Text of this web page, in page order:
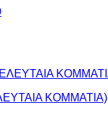
ΚΟΜΜΑΤΙΑ)